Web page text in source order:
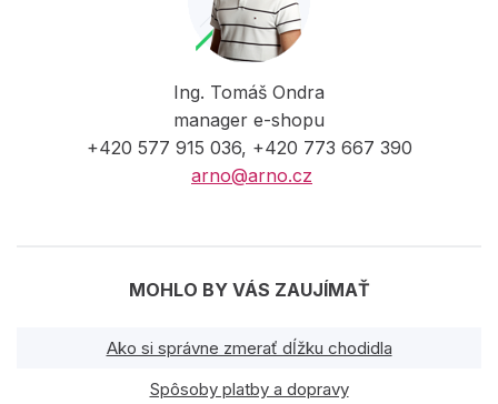
Ing. Tomáš Ondra
manager e-shopu
+420 577 915 036, +420 773 667 390
arno@arno.cz
MOHLO BY VÁS ZAUJÍMAŤ
Ako si správne zmerať dĺžku chodidla
Spôsoby platby a dopravy